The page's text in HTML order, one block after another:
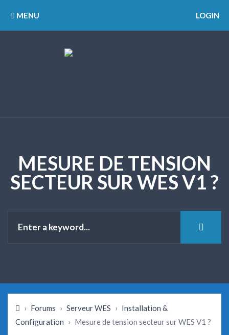
MENU LOGIN
MESURE DE TENSION
SECTEUR SUR WES V1 ?
› Forums › Serveur WES › Installation &
Configuration › Mesure de tension secteur sur WES V1 ?